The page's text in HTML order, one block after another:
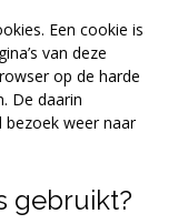
Een cookie is
van deze
op de harde
De daarin
weer naar
gebruikt?